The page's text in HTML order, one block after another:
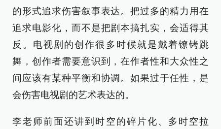
的形式追求伤害叙事表达。把过多的精力用在
追求电影化，而不是把剧本搞扎实，会适得其
反。电视剧的创作很多时候就是戴着镣铐跳
舞，创作者需要意识到，在作者性和大众性之
间应该有某种平衡和协调。如果过于任性，是
会伤害电视剧的艺术表达的。
李老师前面还讲到时空的碎片化、多时空拉